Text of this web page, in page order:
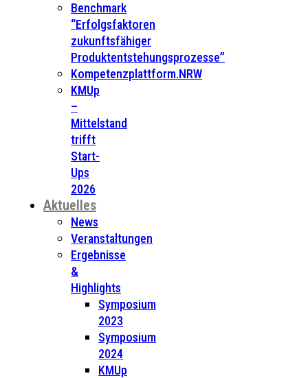
Benchmark
“Erfolgsfaktoren
zukunftsfähiger
Produktentstehungsprozesse”
Kompetenzplattform.NRW
KMUp
–
Mittelstand
trifft
Start-
Ups
2026
Aktuelles
News
Veranstaltungen
Ergebnisse
&
Highlights
Symposium
2023
Symposium
2024
KMUp